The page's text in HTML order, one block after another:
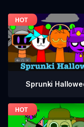
Sprunki